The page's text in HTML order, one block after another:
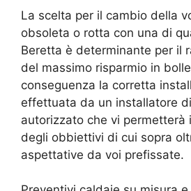
La scelta per il cambio della
obsoleta o rotta con una di
Beretta è determinante per il
del massimo risparmio in
conseguenza la corretta
effettuata da un installatore
autorizzato che vi permetterà
degli obbiettivi di cui sopra
aspettative da voi prefissate.